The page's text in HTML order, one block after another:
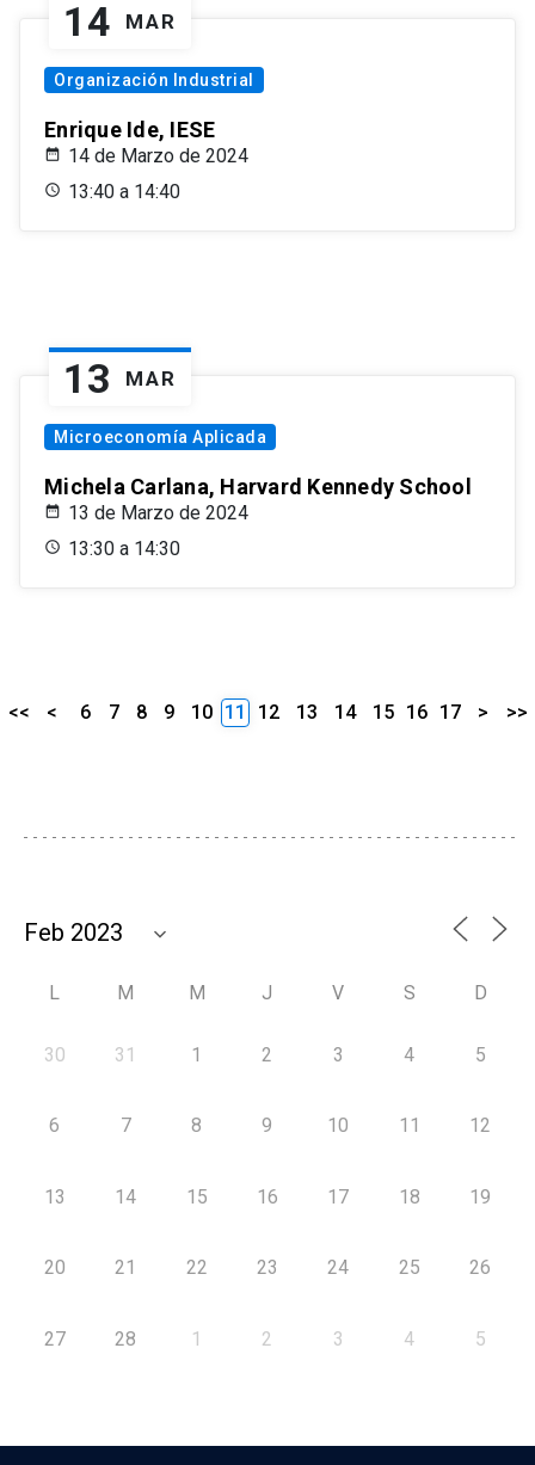
14 MAR
Organización Industrial
Enrique Ide, IESE
14 de Marzo de 2024
13:40 a 14:40
13 MAR
Microeconomía Aplicada
Michela Carlana, Harvard Kennedy School
13 de Marzo de 2024
13:30 a 14:30
<< < 6 7 8 9 10 11 12 13 14 15 16 17 > >>
L M M J V S D
30 31 1 2 3 4 5
6 7 8 9 10 11 12
13 14 15 16 17 18 19
20 21 22 23 24 25 26
27 28 1 2 3 4 5